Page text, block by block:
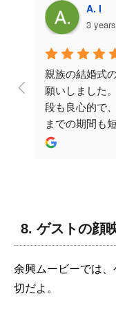
A. I
3
親族の結婚式
願いしました
段も良心的で
までの期間も
ばっちりでし
いました。
8. ゲストの顔
余興ムービーでは
切だよ。